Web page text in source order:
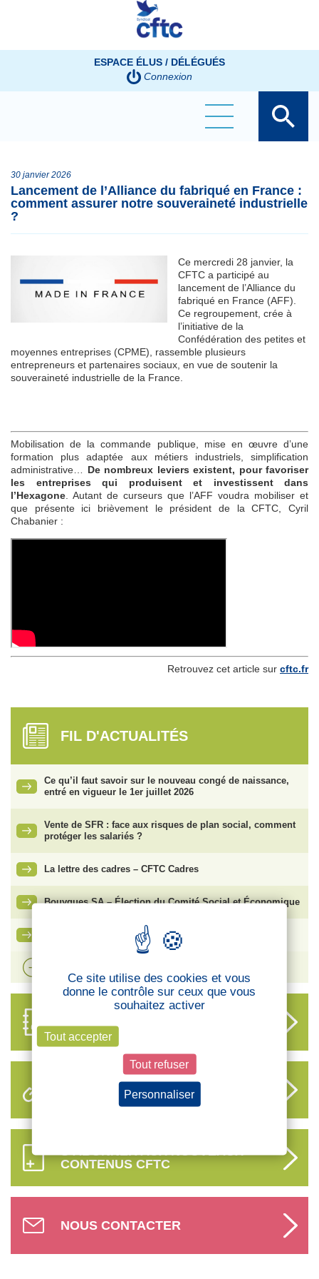
ESPACE ÉLUS / DÉLÉGUÉS
Connexion
30 janvier 2026
Lancement de l’Alliance du fabriqué en France :
comment assurer notre souveraineté industrielle
?
Ce mercredi 28 janvier, la
CFTC a participé au
lancement de l’Alliance du
fabriqué en France (AFF).
Ce regroupement, crée à
l’initiative de la
Confédération des petites et
moyennes entreprises (CPME), rassemble plusieurs
entrepreneurs et partenaires sociaux, en vue de soutenir la
souveraineté industrielle de la France.
Mobilisation de la commande publique, mise en œuvre d’une
formation plus adaptée aux métiers industriels, simplification
administrative… De nombreux leviers existent, pour favoriser
les entreprises qui produisent et investissent dans
l’Hexagone . Autant de curseurs que l’AFF voudra mobiliser et
que présente ici brièvement le président de la CFTC, Cyril
Chabanier :
Retrouvez cet article sur cftc.fr
FIL D'ACTUALITÉS
Ce qu’il faut savoir sur le nouveau congé de naissance,
entré en vigueur le 1er juillet 2026
Vente de SFR : face aux risques de plan social, comment
protéger les salariés ?
La lettre des cadres – CFTC Cadres
Bouygues SA – Élection du Comité Social et Économique
Ma carte adhérent CFTC
DES DÉLÉGUÉS
LIENS UTILES
S’ABONNER AUX NOUVEAUX
CONTENUS CFTC
NOUS CONTACTER
Panneau de gestion des cookies
Ce site utilise des cookies et vous
donne le contrôle sur ceux que vous
souhaitez activer
Tout accepter
Tout refuser
Personnaliser